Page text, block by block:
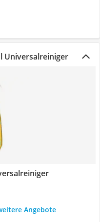
Universalreiniger
Angebote